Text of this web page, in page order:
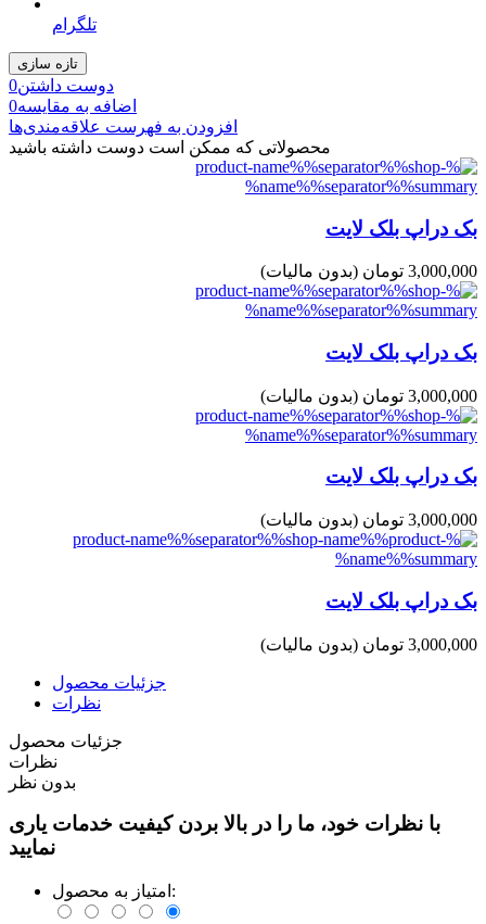
تلگرام
دوست داشتن0
اضافه به مقایسه0
افزودن به فهرست علاقه‌مندی‌ها
محصولاتی که ممکن است دوست داشته باشید
بک دراپ بلک لایت
3,000,000 تومان (بدون مالیات)
بک دراپ بلک لایت
3,000,000 تومان (بدون مالیات)
بک دراپ بلک لایت
3,000,000 تومان (بدون مالیات)
بک دراپ بلک لایت
3,000,000 تومان (بدون مالیات)
جزئیات محصول
نظرات
جزئیات محصول
نظرات
بدون نظر
با نظرات خود، ما را در بالا بردن کیفیت خدمات یاری
نمایید
امتیاز به محصول: